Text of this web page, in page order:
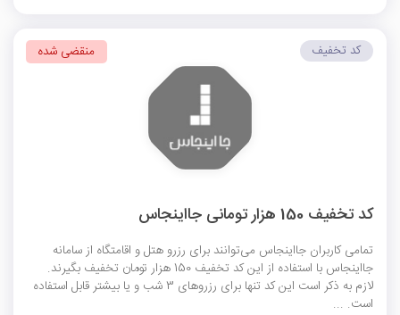
کد تخفیف 150 هزار تومانی جااینجاس
تمامی کاربران جااینجاس می‌توانند برای رزرو هتل و اقامتگاه از سامانه
جااینجاس با استفاده از این کد تخفیف 150 هزار تومان تخفیف بگیرند.
لازم به ذکر است این کد تنها برای رزروهای 3 شب و یا بیشتر قابل استفاده
است. ...
کد تخفیف منقضی شده